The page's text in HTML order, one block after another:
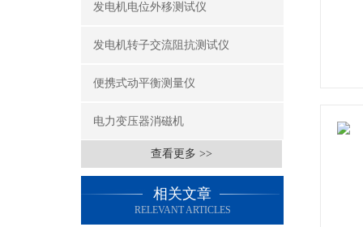
发电机电位外移测试仪
发电机转子交流阻抗测试仪
便携式动平衡测量仪
电力变压器消磁机
查看更多 >>
相关文章
RELEVANT ARTICLES